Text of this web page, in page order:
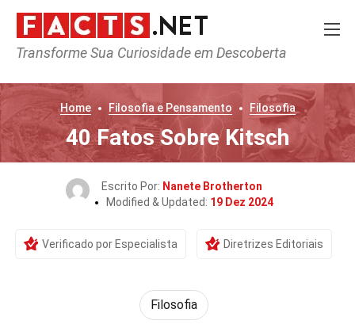
Transforme Sua Curiosidade em Descoberta
Home Filosofia e Pensamento Filosofia
40 Fatos Sobre Kitsch
Escrito Por: Nanete Brotherton
Modified & Updated: 19 Dez 2024
Verificado por Especialista Diretrizes Editoriais
Filosofia